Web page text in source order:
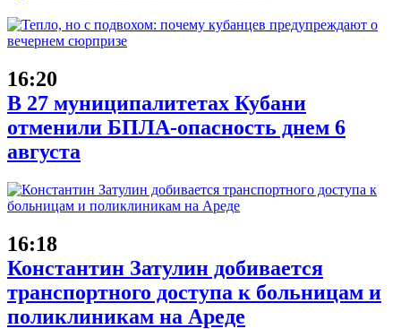
16:20
В 27 муниципалитетах Кубани
отменили БПЛА-опасность днем 6
августа
16:18
Константин Затулин добивается
транспортного доступа к больницам и
поликлиникам на Ареде